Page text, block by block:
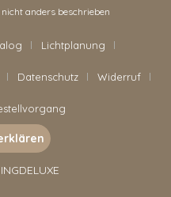
anders beschrieben
Lichtplanung
Datenschutz Widerruf